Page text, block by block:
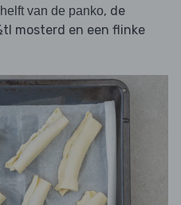
helft van de panko, de
mosterd en een flinke